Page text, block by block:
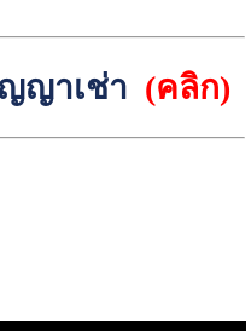
ญาเช่า (คลิก)